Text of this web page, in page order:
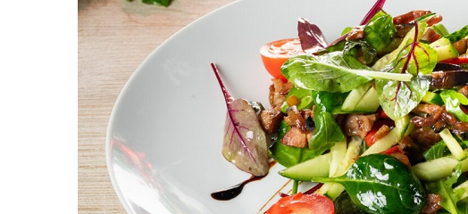
принимать
никакого кипятка
Лікарі назвали симптоми
коронавірусу в дітей